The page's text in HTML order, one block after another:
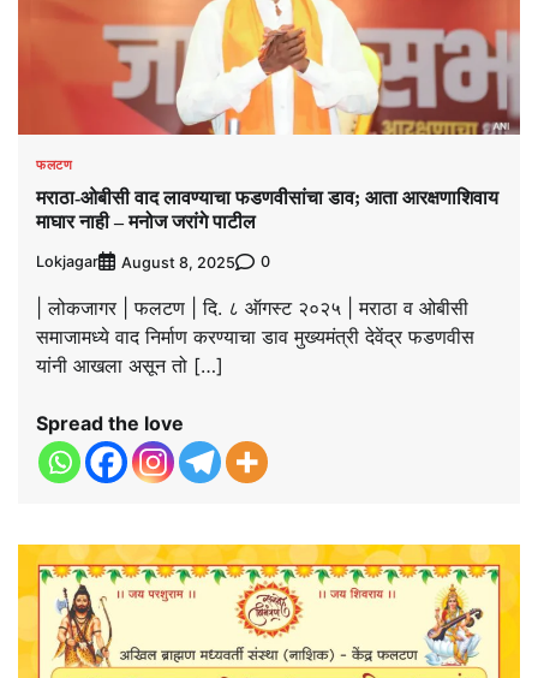
फलटण
मराठा-ओबीसी वाद लावण्याचा फडणवीसांचा डाव; आता आरक्षणाशिवाय
माघार नाही – मनोज जरांगे पाटील
Lokjagar August 8, 2025 0
| लोकजागर | फलटण | दि. ८ ऑगस्ट २०२५ | मराठा व ओबीसी
समाजामध्ये वाद निर्माण करण्याचा डाव मुख्यमंत्री देवेंद्र फडणवीस
यांनी आखला असून तो […]
Spread the love